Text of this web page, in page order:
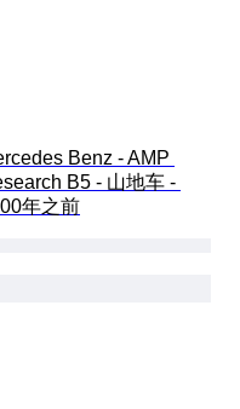
Benz - AMP
B5 - 山地车 -
年之前